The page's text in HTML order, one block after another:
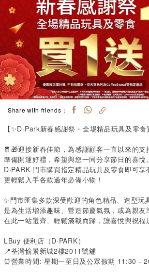
Share with friends：
【✨D·Park新春感謝祭・全埸精品玩具及零食
🧧🎁迎接新春佳節，為感謝顧客一直以來的支
準備開運好禮，希望與您一同分享節日的喜悅
D·PARK 門市購買指定精品玩具及零食即可享
更輕鬆入手各款過年必備小物！
✨門市匯集多款深受歡迎的角色精品、造型玩
是為生活增添趣味、營造節慶氣氛，或為親
在此一站選齊、輕鬆滿載而歸，讓喜悅與祝
LBuy 便利店（D·PARK）
📍荃灣愉景新城2樓2011號舖
⏰營業時間: 星期一至日及公眾假期 11:30 -